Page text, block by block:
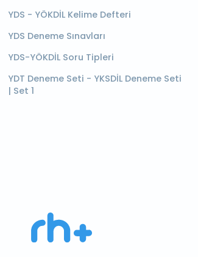
YDS - YÖKDİL Kelime Defteri
YDS Deneme Sınavları
YDS-YÖKDİL Soru Tipleri
YDT Deneme Seti - YKSDİL Deneme Seti
| Set 1